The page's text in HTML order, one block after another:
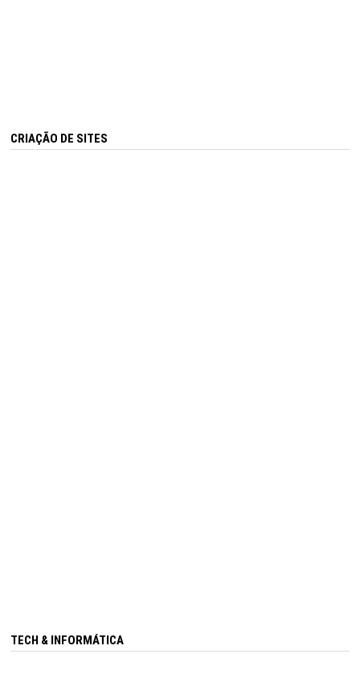
CRIAÇÃO DE SITES
TECH & INFORMÁTICA